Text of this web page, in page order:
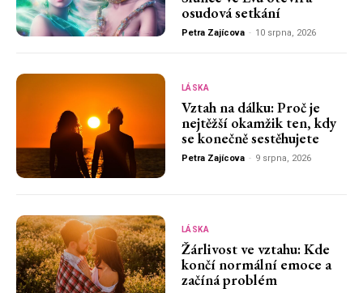
osudová setkání
Petra Zajícova - 10 srpna, 2026
LÁSKA
Vztah na dálku: Proč je
nejtěžší okamžik ten, kdy
se konečně sestěhujete
Petra Zajícova - 9 srpna, 2026
LÁSKA
Žárlivost ve vztahu: Kde
končí normální emoce a
začíná problém